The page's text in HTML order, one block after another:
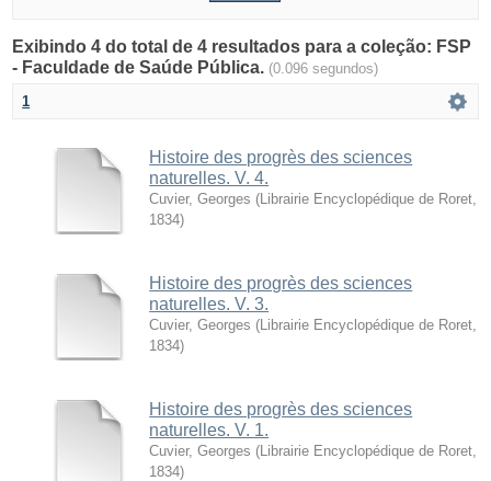
Exibindo 4 do total de 4 resultados para a coleção: FSP
- Faculdade de Saúde Pública. (0.096 segundos)
1
Histoire des progrès des sciences
naturelles. V. 4.
Cuvier, Georges ( Librairie Encyclopédique de Roret
1834)
Histoire des progrès des sciences
naturelles. V. 3.
Cuvier, Georges ( Librairie Encyclopédique de Roret
1834)
Histoire des progrès des sciences
naturelles. V. 1.
Cuvier, Georges ( Librairie Encyclopédique de Roret
1834)